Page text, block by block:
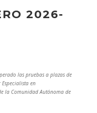
2026-
las pruebas a plazas de
en
la Comunidad Autónoma de